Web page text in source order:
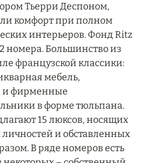
Triomphe, a Tribute Portfolio
Neuf
Тьерри Деспоном,
комфорт при полном
интерьеров. Фонд Ritz
номера. Большинство из
французской классики:
мебель,
и фирменные
в форме тюльпана.
15 люксов, носящих
и обставленных
В ряде номеров есть